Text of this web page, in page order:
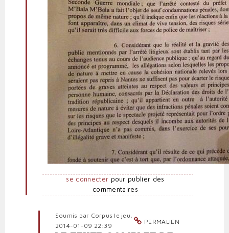
se connecter pour publier des
commentaires
PERMALIEN
Soumis par Corpus le jeu,
2014-01-09 22:39